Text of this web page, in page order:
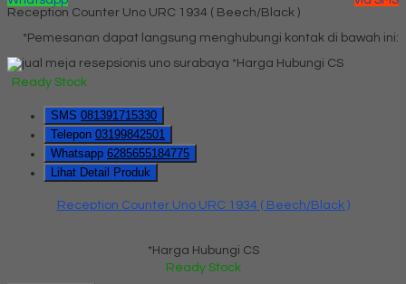
Reception Counter Uno URC 1934 ( Beech/Black )
*Pemesanan dapat langsung menghubungi kontak di bawah ini:
*Harga Hubungi CS
Ready Stock
SMS 081391715330
Telepon 03199842501
Whatsapp 6285655184775
Lihat Detail Produk
Reception Counter Uno URC 1934 ( Beech/Black )
*Harga Hubungi CS
Ready Stock